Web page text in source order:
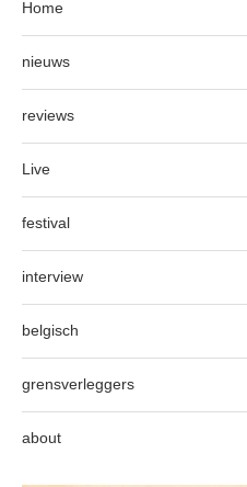
Home
nieuws
reviews
Live
festival
interview
belgisch
grensverleggers
about